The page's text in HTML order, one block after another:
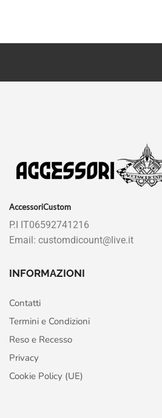
AccessoriCustom
P.I IT06592741216
Email: customdicount@live.it
INFORMAZIONI
Contatti
Termini e Condizioni
Reso e Recesso
Privacy
Cookie Policy (UE)